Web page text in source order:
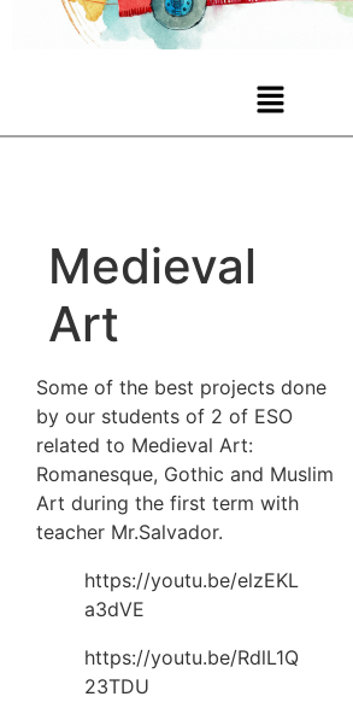
Medieval
Art
Some of the best projects done
by our students of 2 of ESO
related to Medieval Art:
Romanesque, Gothic and Muslim
Art during the first term with
teacher Mr.Salvador.
https://youtu.be/elzEKL
a3dVE
https://youtu.be/RdlL1Q
23TDU